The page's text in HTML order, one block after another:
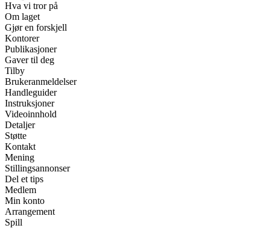
Hva vi tror på
Om laget
Gjør en forskjell
Kontorer
Publikasjoner
Gaver til deg
Tilby
Brukeranmeldelser
Handleguider
Instruksjoner
Videoinnhold
Detaljer
Støtte
Kontakt
Mening
Stillingsannonser
Del et tips
Medlem
Min konto
Arrangement
Spill